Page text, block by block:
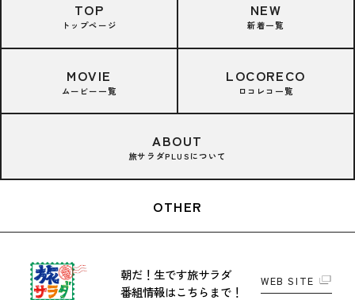
TOP
トップページ
NEW
新着一覧
MOVIE
ムービー一覧
LOCORECO
ロコレコ一覧
ABOUT
旅サラダPLUSについて
OTHER
朝だ！生です旅サラダ
番組情報はこちらまで！
WEB SITE